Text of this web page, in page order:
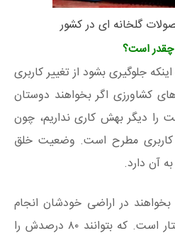
گلخانه‌ ای در کشور
چقدر است؟
جلوگیری بشود از تغییر کاربری
کشاورزی اگر بخواهند دوستان
را دیگر بهش کاری نداریم، چون
مطرح است. وضعیت خلق
آن دارد.
در اراضی خودشان انجام
بدهند، حداقل زمین یک هکتار است. که بتوانند ۸۰ درصدش را